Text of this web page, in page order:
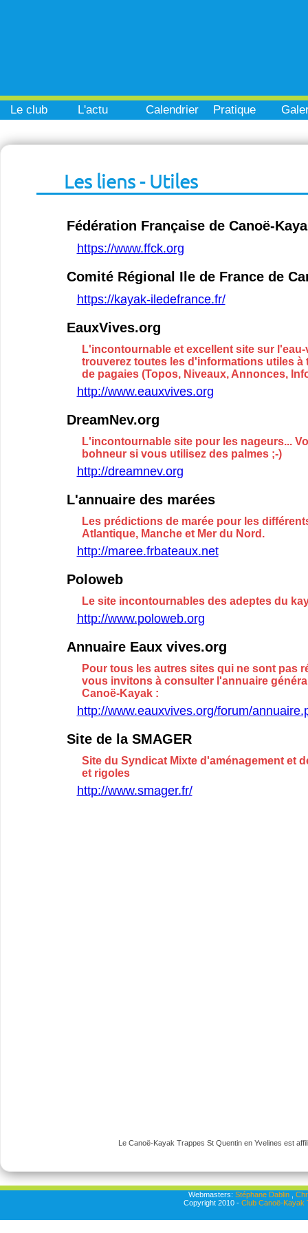
Le club L'actu Calendrier Pratique
Les liens - Utiles
Fédération Française de Canoë-
https://www.ffck.org
Comité Régional Ile de France de
https://kayak-iledefrance.fr/
EauxVives.org
L'incontournable et excellent site sur
trouverez toutes les d'informations utiles à
de pagaies (Topos, Niveaux, Annonces,
http://www.eauxvives.org
DreamNev.org
L'incontournable site pour les nageurs...
bohneur si vous utilisez des palmes ;-)
http://dreamnev.org
L'annuaire des marées
Les prédictions de marée pour les
Atlantique, Manche et Mer du Nord.
http://maree.frbateaux.net
Poloweb
Le site incontournables des adeptes du
http://www.poloweb.org
Annuaire Eaux vives.org
Pour tous les autres sites qui ne sont pas
vous invitons à consulter l'annuaire
Canoë-Kayak :
http://www.eauxvives.org/forum/
Site de la SMAGER
Site du Syndicat Mixte d'aménagement et
et rigoles
http://www.smager.fr/
Le Canoë-Kayak Trappes St Quentin en Yvelines est
Webmasters: Stéphane Dablin,
Copyright 2010 - Club Canoë-Kayak